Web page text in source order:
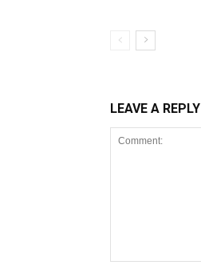
LEAVE A REPLY